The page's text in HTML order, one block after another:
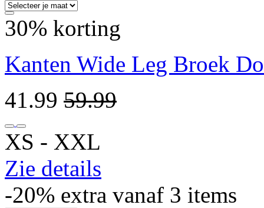
30% korting
Kanten Wide Leg Broek
41.99 59.99
XS ‐ XXL
Zie details
-20% extra vanaf 3 items